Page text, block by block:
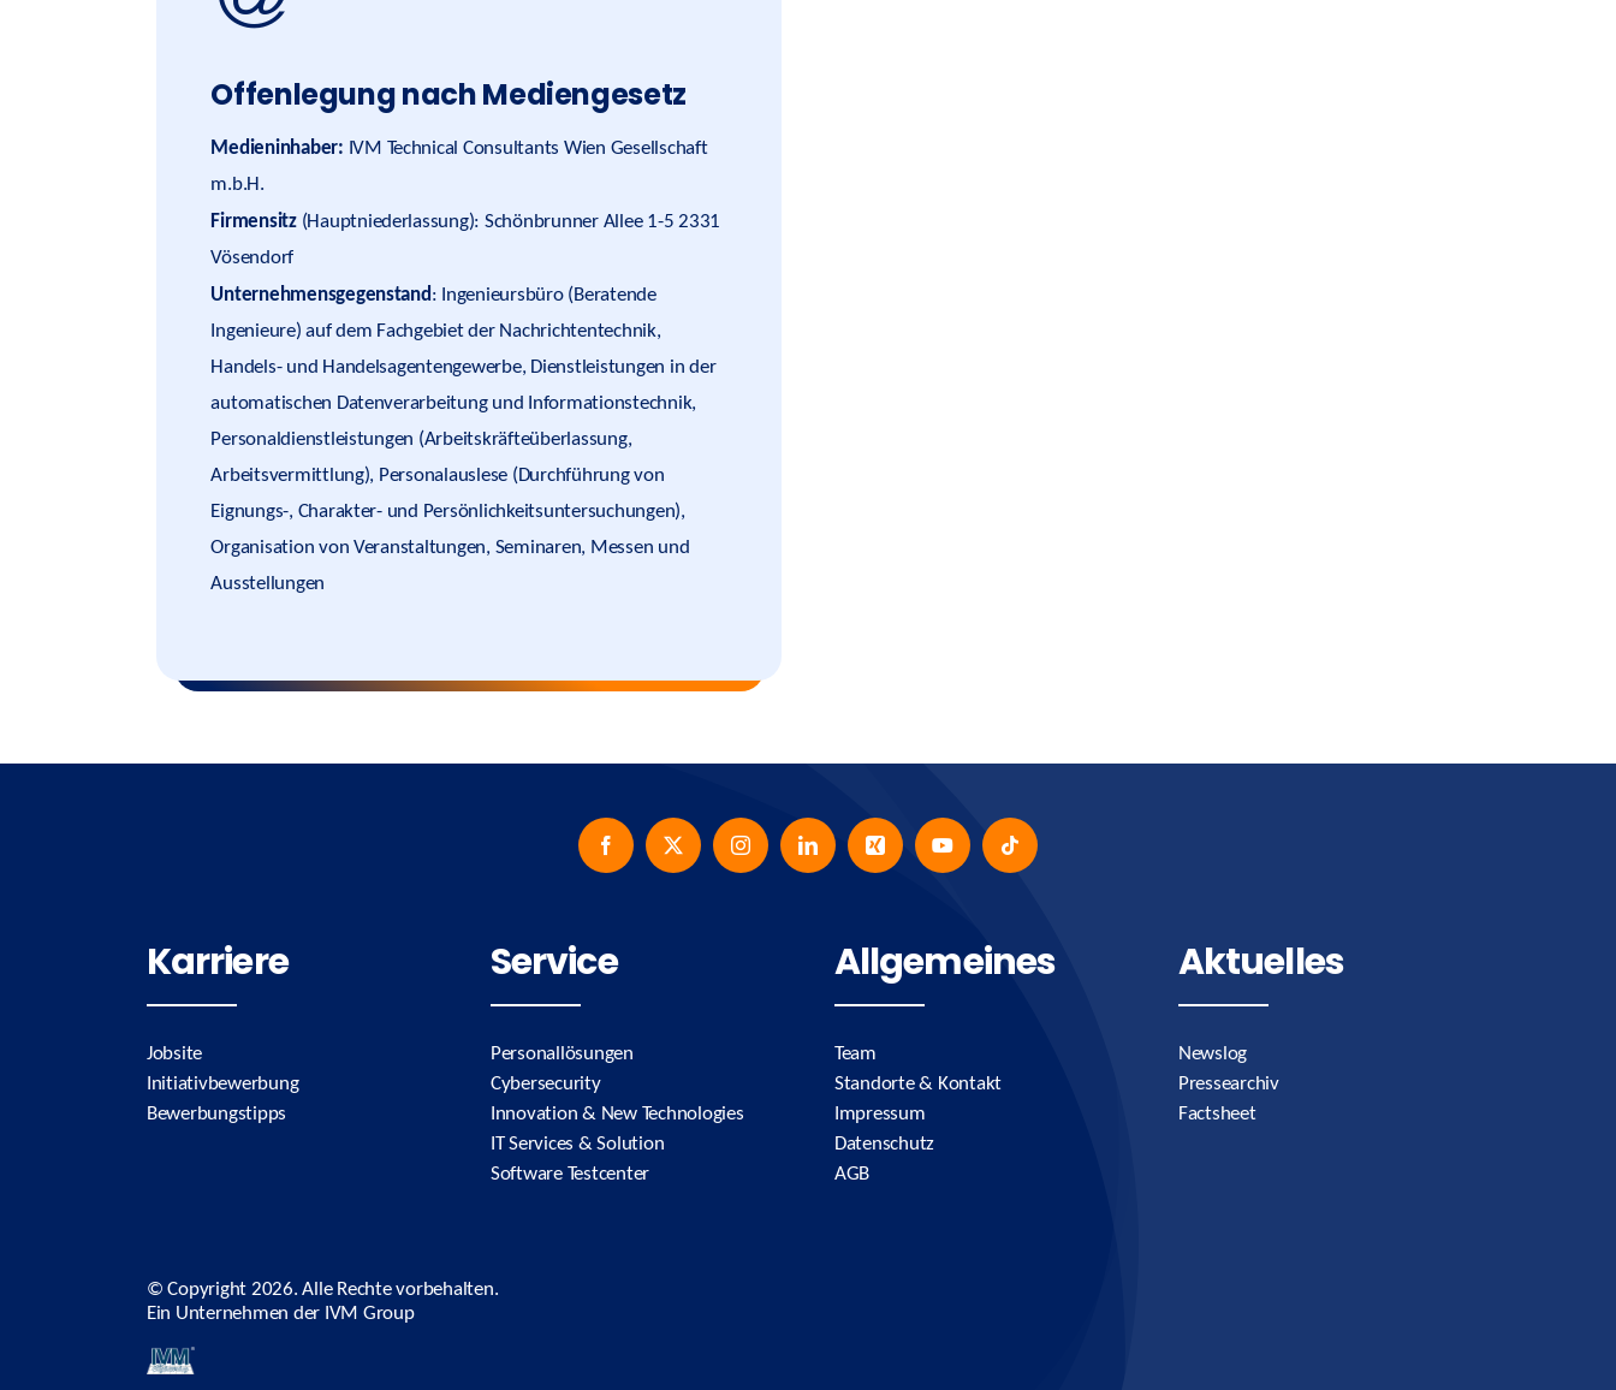
Offenlegung nach Mediengesetz
Medieninhaber: IVM Technical Consultants Wien Gesellschaft
m.b.H.
Firmensitz(Hauptniederlassung): Schönbrunner Allee 1-5 2331
Vösendorf
Unternehmensgegenstand: Ingenieursbüro (Beratende
Ingenieure) auf dem Fachgebiet der Nachrichtentechnik,
Handels- und Handelsagentengewerbe, Dienstleistungen in der
automatischen Datenverarbeitung und Informationstechnik,
Personaldienstleistungen (Arbeitskräfteüberlassung,
Arbeitsvermittlung), Personalauslese (Durchführung von
Eignungs-, Charakter- und Persönlichkeitsuntersuchungen),
Organisation von Veranstaltungen, Seminaren, Messen und
Ausstellungen
Karriere
Jobsite
Initiativbewerbung
Bewerbungstipps
Service
Personallösungen
Cybersecurity
Innovation & New Technologies
IT Services & Solution
Software Testcenter
Allgemeines
Team
Standorte & Kontakt
Impressum
Datenschutz
AGB
Aktuelles
Newslog
Pressearchiv
Factsheet
© Copyright 2026. Alle Rechte vorbehalten.
Ein Unternehmen der IVM Group